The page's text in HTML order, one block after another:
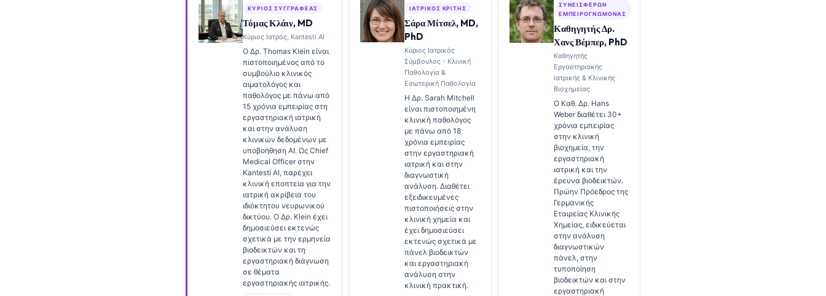
ΚΎΡΙΟΣ ΣΥΓΓΡΑΦΈΑΣ
Τόμας Κλάιν, MD
Κύριος Ιατρός, Kantesti AI
Ο Δρ. Thomas Klein είναι
πιστοποιημένος από το
συμβούλιο κλινικός
αιματολόγος και
παθολόγος με πάνω από
15 χρόνια εμπειρίας στη
εργαστηριακή ιατρική
και στην ανάλυση
κλινικών δεδομένων με
υποβοήθηση AI. Ως Chief
Medical Officer στην
Kantesti AI, παρέχει
κλινική εποπτεία για την
ιατρική ακρίβεια του
ιδιόκτητου νευρωνικού
δικτύου. Ο Δρ. Klein έχει
δημοσιεύσει εκτενώς
σχετικά με την ερμηνεία
βιοδεικτών και τη
εργαστηριακή διάγνωση
σε θέματα
εργαστηριακής ιατρικής.
ΙΑΤΡΙΚΌΣ ΚΡΙΤΉΣ
Σάρα Μίτσελ, MD,
PhD
Κύριος Ιατρικός
Σύμβουλος - Κλινική
Παθολογία &
Εσωτερική Παθολογία
Η Δρ. Sarah Mitchell
είναι πιστοποιημένη
κλινική παθολόγος
με πάνω από 18
χρόνια εμπειρίας
στην εργαστηριακή
ιατρική και στην
διαγνωστική
ανάλυση. Διαθέτει
εξειδικευμένες
πιστοποιήσεις στην
κλινική χημεία και
έχει δημοσιεύσει
εκτενώς σχετικά με
πάνελ βιοδεικτών
και εργαστηριακή
ανάλυση στην
κλινική πρακτική.
ΣΥΝΕΙΣΦΈΡΩΝ
ΕΜΠΕΙΡΟΓΝΏΜΟΝΑΣ
Καθηγητής Δρ.
Χανς Βέμπερ, PhD
Καθηγητής
Εργαστηριακής
Ιατρικής & Κλινικής
Βιοχημείας
Ο Καθ. Δρ. Hans
Weber διαθέτει 30+
χρόνια εμπειρίας
στην κλινική
βιοχημεία, την
εργαστηριακή
ιατρική και την
έρευνα βιοδεικτών.
Πρώην Πρόεδρος της
Γερμανικής
Εταιρείας Κλινικής
Χημείας, ειδικεύεται
στην ανάλυση
διαγνωστικών
πάνελ, στην
τυποποίηση
βιοδεικτών και στην
εργαστηριακή